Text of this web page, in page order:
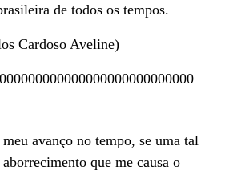
de todos os tempos.
Cardoso Aveline)
avanço no tempo, se uma tal
que me causa o